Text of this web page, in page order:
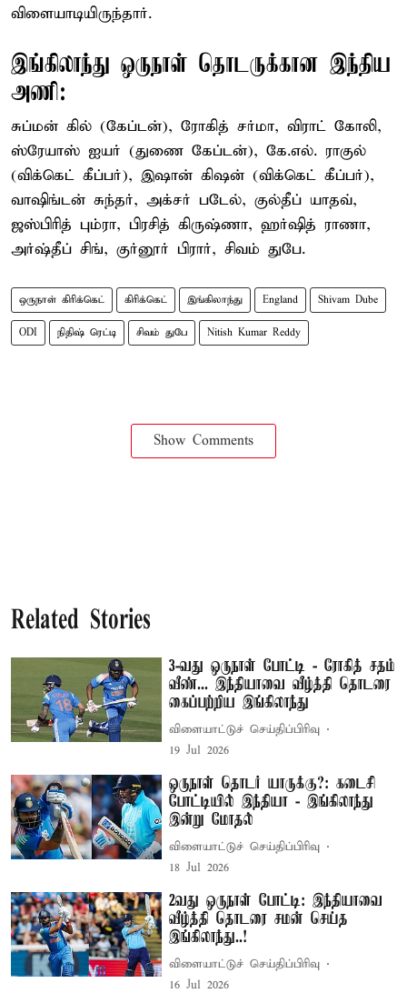
விளையாடியிருந்தார்.
இங்கிலாந்து ஒருநாள் தொடருக்கான இந்திய
அணி:
சுப்மன் கில் (கேப்டன்), ரோகித் சர்மா, விராட் கோலி,
ஸ்ரேயாஸ் ஐயர் (துணை கேப்டன்), கே.எல். ராகுல்
(விக்கெட் கீப்பர்), இஷான் கிஷன் (விக்கெட் கீப்பர்),
வாஷிங்டன் சுந்தர், அக்சர் படேல், குல்தீப் யாதவ்,
ஜஸ்பிரித் பும்ரா, பிரசித் கிருஷ்ணா, ஹர்ஷித் ராணா,
அர்ஷ்தீப் சிங், குர்னூர் பிரார், சிவம் துபே.
ஒருநாள் கிரிக்கெட் கிரிக்கெட் இங்கிலாந்து England Shivam Dube
ODI நிதிஷ் ரெட்டி சிவம் துபே Nitish Kumar Reddy
Show Comments
Related Stories
3-வது ஒருநாள் போட்டி - ரோகித் சதம்
வீண்... இந்தியாவை வீழ்த்தி தொடரை
கைப்பற்றிய இங்கிலாந்து
விளையாட்டுச் செய்திப்பிரிவு
19 Jul 2026
ஒருநாள் தொடர் யாருக்கு?: கடைசி
போட்டியில் இந்தியா - இங்கிலாந்து
இன்று மோதல்
விளையாட்டுச் செய்திப்பிரிவு
18 Jul 2026
2வது ஒருநாள் போட்டி: இந்தியாவை
வீழ்த்தி தொடரை சமன் செய்த
இங்கிலாந்து..!
விளையாட்டுச் செய்திப்பிரிவு
16 Jul 2026